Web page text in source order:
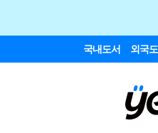
국내도서 외국